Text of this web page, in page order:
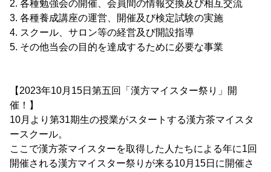
2. 各種勉強会の開催、会員間の情報交換及び相互交流
3. 各種養成講座の運営、開催及び検定試験の実施
4. スクール、サロン等の経営及び開設指導
5. その他当会の目的を達成するために必要な事業
【2023年10月15日第五回「漢方マイスター祭り」開
催！】
10月より第31期生の授業がスタートする漢方茶マイスタ
ースクール。
ここで漢方茶マイスターを取得した人たちによる年に1回
開催される漢方マイスター祭りが来る10月15日に開催さ